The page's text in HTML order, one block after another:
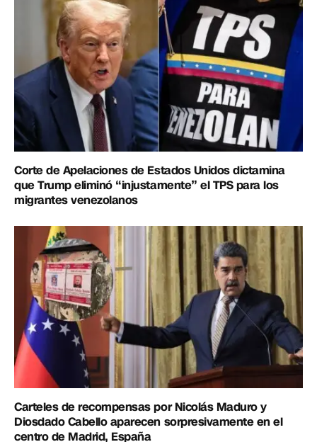
Corte de Apelaciones de Estados Unidos dictamina
que Trump eliminó “injustamente” el TPS para los
migrantes venezolanos
Carteles de recompensas por Nicolás Maduro y
Diosdado Cabello aparecen sorpresivamente en el
centro de Madrid, España